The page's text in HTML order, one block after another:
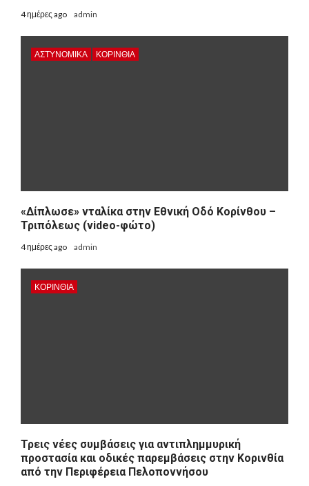
4 ημέρες ago admin
ΑΣΤΥΝΟΜΙΚΑ ΚΟΡΙΝΘΊΑ
«Δίπλωσε» νταλίκα στην Εθνική Oδό Κορίνθου –
Τριπόλεως (video-φώτο)
4 ημέρες ago admin
ΚΟΡΙΝΘΊΑ
Τρεις νέες συμβάσεις για αντιπλημμυρική
προστασία και οδικές παρεμβάσεις στην Κορινθία
από την Περιφέρεια Πελοποννήσου